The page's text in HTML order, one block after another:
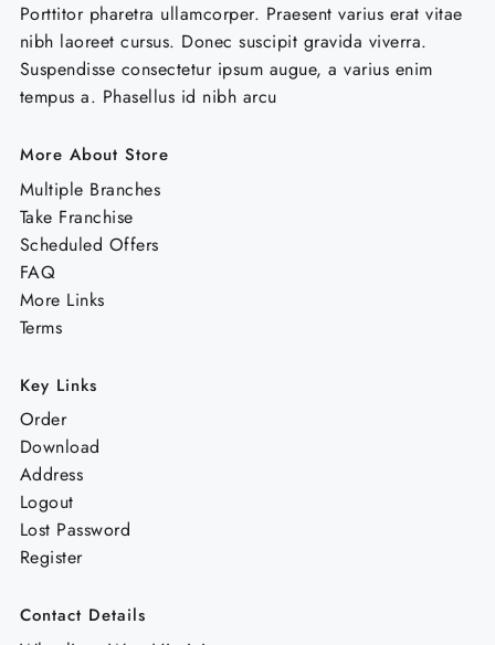
Porttitor pharetra ullamcorper. Praesent varius erat vitae
nibh laoreet cursus. Donec suscipit gravida viverra.
Suspendisse consectetur ipsum augue, a varius enim
tempus a. Phasellus id nibh arcu
More About Store
Multiple Branches
Take Franchise
Scheduled Offers
FAQ
More Links
Terms
Key Links
Order
Download
Address
Logout
Lost Password
Register
Contact Details